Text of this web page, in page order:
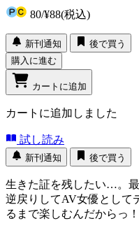
80/¥88(税込)
新刊通知
後で買う
購入に進む
カートに追加
カートに追加しました
試し読み
新刊通知 後で買う
生きた証を残したい…。
逆戻りしてAV女優とし
るまで楽しむんだからっ！